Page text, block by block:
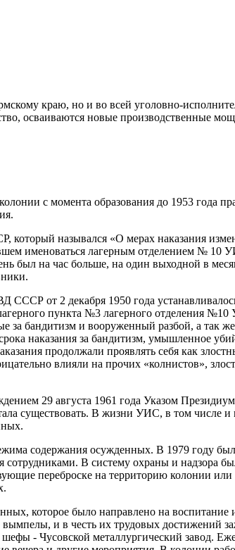
краю, но и во всей уголовно-
осваиваются новые производственные
с момента образования до 1953 года
который назывался «О мерах наказания
именоваться лагерным отделением № 10
был на час больше, на один выходной в
от 2 декабря 1950 года
пункта №3 лагерного отделения
бандитизм и вооруженный разбой, а так
наказания за бандитизм, умышленное
продолжали проявлять себя как
влияли на прочих «колнистов»,
29 августа 1961 года Указом
существовать. В жизни УИС, в том
содержания осужденных. В 1979 году
В систему охраны и надзора
переброске на территорию колонии
которое было направлено на
и в честь их трудовых достижений
- Чусовской металлургический завод.